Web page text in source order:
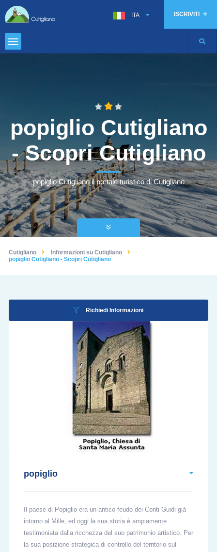
ISCRIVITI
ITA
popiglio Cutigliano
- Scopri Cutigliano
popiglio Cutigliano il portale turistico di Cutigliano
Cutigliano
Informazioni su Cutigliano
popiglio Cutigliano - Scopri Cutigliano
Richiedi Informazioni
popiglio
Il paese di Popiglio era un antico feudo dei Conti Guidi già
intorno al Mille, ed oggi la sua storia è ampiamente
testimoniata dalla ricchezza del suo patrimonio artistico. Per
la sua posizione strategica di controllo del territorio sul